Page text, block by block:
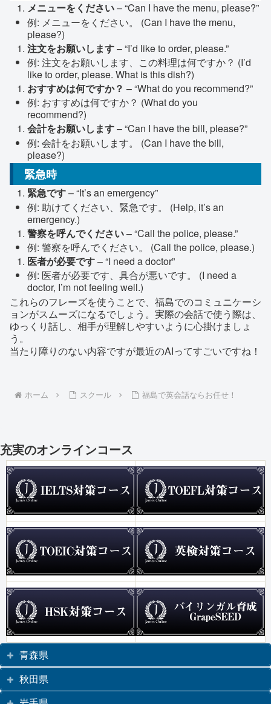
メニューをください– “Can I have the menu, please?”
例: メニューをください。 (Can I have the menu,
please?)
注文をお願いします– “I’d like to order, please.”
例: 注文をお願いします、この料理は何ですか？ (I’d
like to order, please. What is this dish?)
おすすめは何ですか？ – “What do you recommend?”
例: おすすめは何ですか？ (What do you
recommend?)
会計をお願いします– “Can I have the bill, please?”
例: 会計をお願いします。 (Can I have the bill,
please?)
緊急時
緊急です– “It’s an emergency”
例: 助けてください、緊急です。 (Help, it’s an
emergency.)
警察を呼んでください– “Call the police, please.”
例: 警察を呼んでください。 (Call the police, please.)
医者が必要です– “I need a doctor”
例: 医者が必要です、具合が悪いです。 (I need a
doctor, I’m not feeling well.)
これらのフレーズを使うことで、福島でのコミュニケーシ
ョンがスムーズになるでしょう。実際の会話で使う際は、
ゆっくり話し、相手が理解しやすいように心掛けましょ
う。
当たり障りのない内容ですが最近のAIってすごいですね！
ホーム スクール 福島で英会話ならお任せ！
充実のオンラインコース
青森県
秋田県